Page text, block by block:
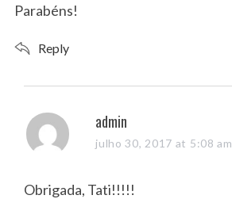
Parabéns!
Reply
s
a
s
admin
julho 30, 2017 at 5:08 am
Obrigada, Tati!!!!!